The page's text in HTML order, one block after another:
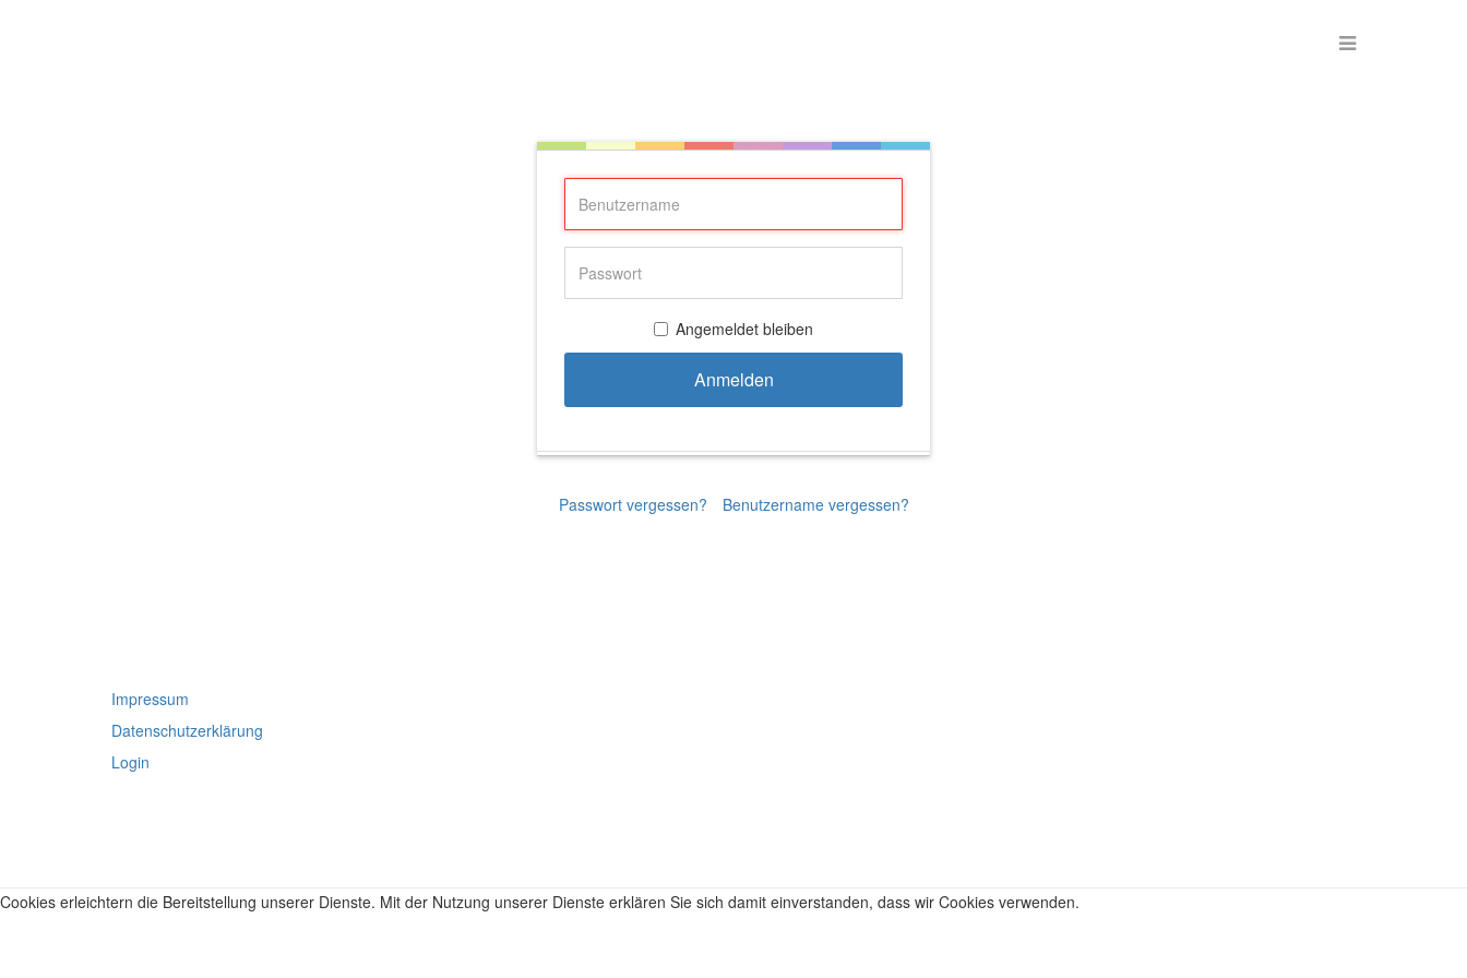
Angemeldet bleiben
Anmelden
Passwort vergessen? Benutzername vergessen?
Impressum
Datenschutzerklärung
Login
Cookies erleichtern die Bereitstellung unserer Dienste. Mit der Nutzung unserer Dienste erklären Sie sich damit einverstanden, dass wir Cookies verwenden.